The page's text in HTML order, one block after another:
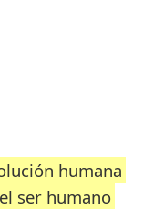
humana
ser humano